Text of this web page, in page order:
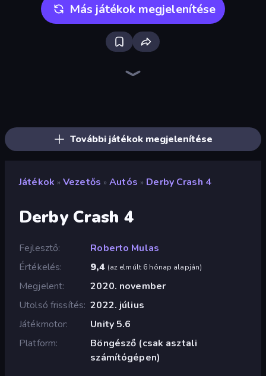
Más játékok megjelenítése
További játékok megjelenítése
Játékok » Vezetős » Autós » Derby Crash 4
Derby Crash 4
Fejlesztő
Roberto Mulas
Értékelés
9,4 (az elmúlt 6 hónap alapján)
Megjelent
2020. november
Utolsó frissítés 2022. július
Játékmotor
Unity 5.6
Platform
Böngésző (csak asztali
számítógépen)